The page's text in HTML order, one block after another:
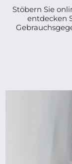
Stöbern Sie
entdecken